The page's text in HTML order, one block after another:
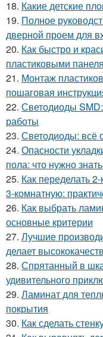
18. Какие детские
19. Полное
дверной проем для
20. Как быстро и
пластиковыми
21. Монтаж
пошаговая
22. Светодиоды
работы
23. Светодиоды: всё
24. Опасности
пола: что нужно знать
25. Как переделать
3-комнатную:
26. Как выбрать
основные критерии
27. Лучшие
делает
28. Спрятанный в
удивительного
29. Ламинат для
покрытия
30. Как сделать